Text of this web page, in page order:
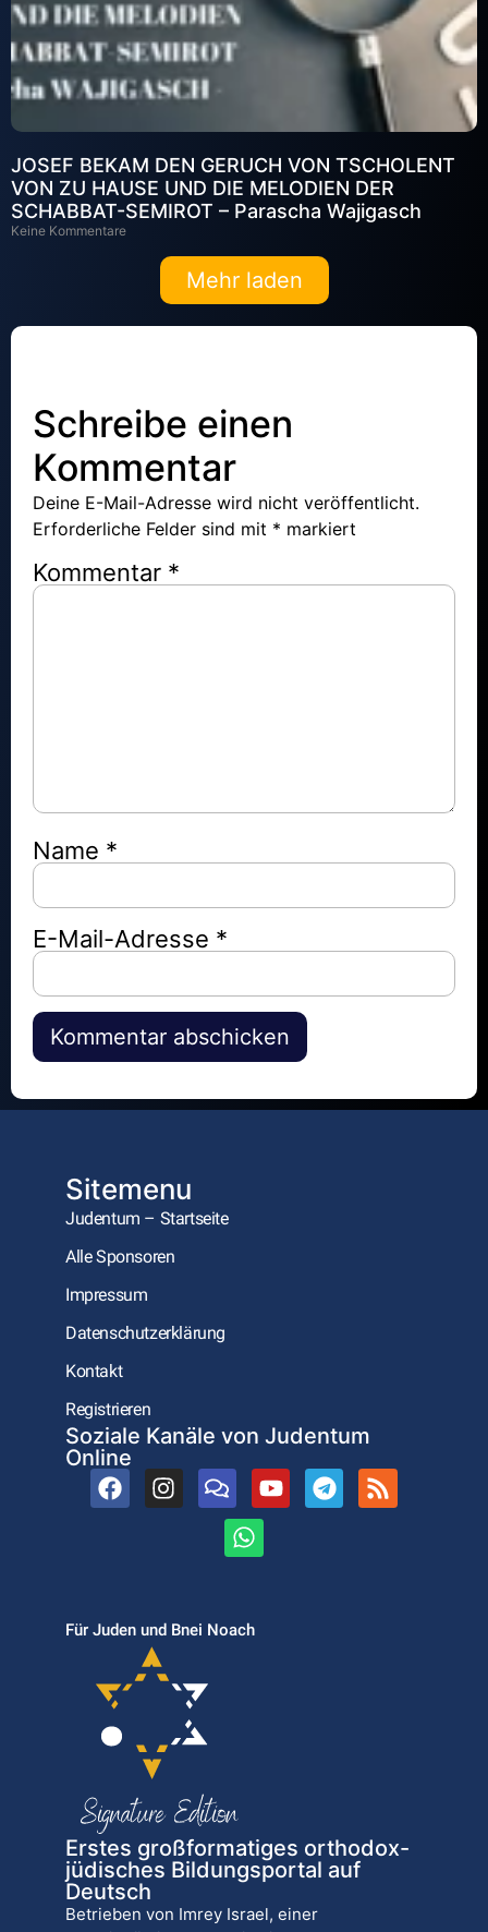
JOSEF BEKAM DEN GERUCH VON TSCHOLENT
VON ZU HAUSE UND DIE MELODIEN DER
SCHABBAT-SEMIROT – Parascha Wajigasch
Keine Kommentare
Mehr laden
Schreibe einen
Kommentar
Deine E-Mail-Adresse wird nicht veröffentlicht.
Erforderliche Felder sind mit * markiert
Kommentar *
Name *
E-Mail-Adresse *
Alternative:
Sitemenu
Judentum – Startseite
Alle Sponsoren
Impressum
Datenschutzerklärung
Kontakt
Registrieren
Soziale Kanäle von Judentum
Online
Für Juden und Bnei Noach
Erstes großformatiges orthodox-
jüdisches Bildungsportal auf
Deutsch
Betrieben von Imrey Israel, einer